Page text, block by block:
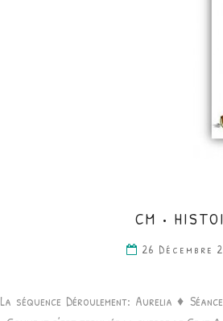
CM •
26 Décembre
La séquence Déroulement: Aurelia ♦